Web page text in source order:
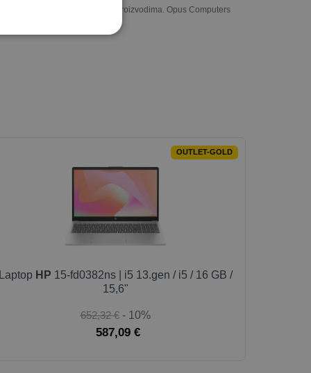
odgovarati stvarnim proizvodima. Opus Computers
OUTLET-GOLD
HP 15-fd0382ns | i5 13.gen / i5 / 16 GB /
15,6"
652,32 € - 10%
587,09 €